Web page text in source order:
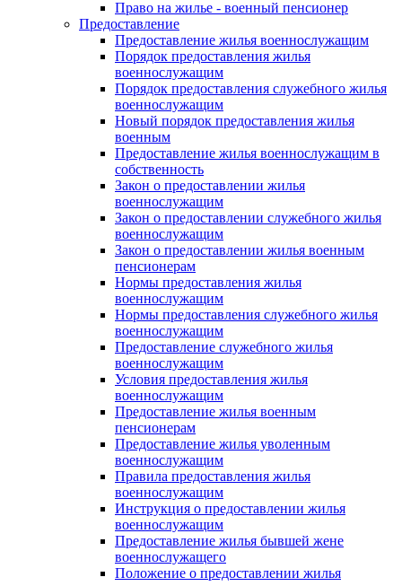
Право на жилье - военный пенсионер
Предоставление
Предоставление жилья военнослужащим
Порядок предоставления жилья
военнослужащим
Порядок предоставления служебного жилья
военнослужащим
Новый порядок предоставления жилья
военным
Предоставление жилья военнослужащим в
собственность
Закон о предоставлении жилья
военнослужащим
Закон о предоставлении служебного жилья
военнослужащим
Закон о предоставлении жилья военным
пенсионерам
Нормы предоставления жилья
военнослужащим
Нормы предоставления служебного жилья
военнослужащим
Предоставление служебного жилья
военнослужащим
Условия предоставления жилья
военнослужащим
Предоставление жилья военным
пенсионерам
Предоставление жилья уволенным
военнослужащим
Правила предоставления жилья
военнослужащим
Инструкция о предоставлении жилья
военнослужащим
Предоставление жилья бывшей жене
военнослужащего
Положение о предоставлении жилья